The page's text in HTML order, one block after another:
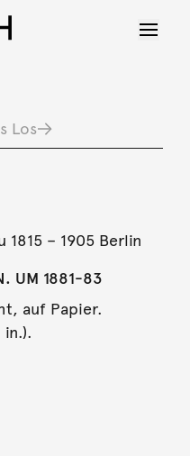
Los
1815 – 1905 Berlin
UM 1881-83
auf Papier.